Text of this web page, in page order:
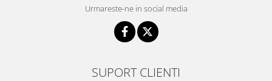
Urmareste-ne in social media
SUPORT CLIENTI